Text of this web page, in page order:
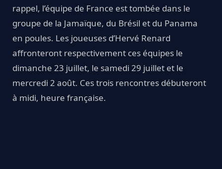
rappel, l’équipe de France est tombée dans le
groupe de la Jamaïque, du Brésil et du Panama
en poules. Les joueuses d’Hervé Renard
affronteront respectivement ces équipes le
dimanche 23 juillet, le samedi 29 juillet et le
mercredi 2 août. Ces trois rencontres débuteront
à midi, heure française.